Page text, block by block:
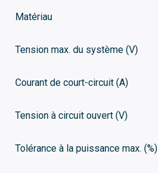
Matériau
Tension max. du système (V)
Courant de court-circuit (A)
Tension à circuit ouvert (V)
Tolérance à la puissance max. (%)